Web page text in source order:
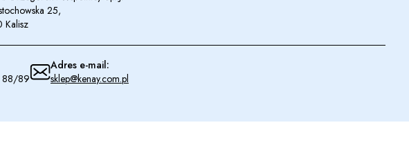
25,
Kalisz
88/89
Adres e-mail:
sklep@kenay.com.pl